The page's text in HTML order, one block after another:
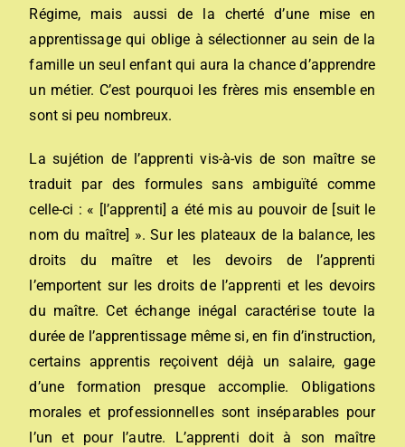
Régime, mais aussi de la cherté d’une mise en
apprentissage qui oblige à sélectionner au sein de la
famille un seul enfant qui aura la chance d’apprendre
un métier. C’est pourquoi les frères mis ensemble en
sont si peu nombreux.
La sujétion de l’apprenti vis-à-vis de son maître se
traduit par des formules sans ambiguïté comme
celle-ci : « [l’apprenti] a été mis au pouvoir de [suit le
nom du maître] ». Sur les plateaux de la balance, les
droits du maître et les devoirs de l’apprenti
l’emportent sur les droits de l’apprenti et les devoirs
du maître. Cet échange inégal caractérise toute la
durée de l’apprentissage même si, en fin d’instruction,
certains apprentis reçoivent déjà un salaire, gage
d’une formation presque accomplie. Obligations
morales et professionnelles sont inséparables pour
l’un et pour l’autre. L’apprenti doit à son maître